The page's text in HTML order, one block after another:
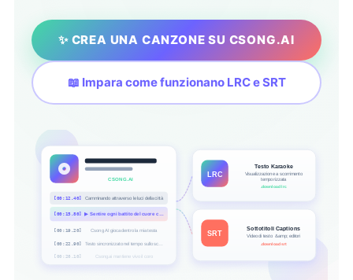
✨ CREA UNA CANZONE SU CSONG.AI
📖 Impara come funzionano LRC e SRT
CSONG.AI
[00:12.40] Camminando attraverso le luci della città
[00:15.80] ▶ Sentire ogni battito del cuore cantare
[00:19.20] Csong AI gioca dentro la mia testa
[00:22.90] Testo sincronizzato nel tempo sullo schermo
[00:26.10] Csong.ai mantiene vivo il coro
LRC
Testo Karaoke
Visualizzazione a scorrimento
temporizzata
.download lrc
SRT
Sottotitoli Captions
Video di testo ＆amp; editori
.download srt